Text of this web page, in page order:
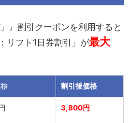
』割引クーポンを利用すると
リフト1日券割引」が最大
割引後価格
3,800円